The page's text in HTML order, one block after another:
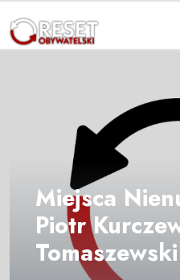
Miejsca
Piotr
Tomaszewski